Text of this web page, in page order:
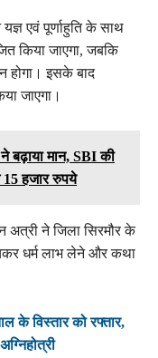
एवं पूर्णाहुति के साथ
किया जाएगा, जबकि
होगा। इसके बाद
जाएगा।
ने बढ़ाया मान, SBI की
15 हजार रुपये
अत्री ने जिला सिरमौर के
धर्म लाभ लेने और कथा
के विस्तार को रफ्तार,